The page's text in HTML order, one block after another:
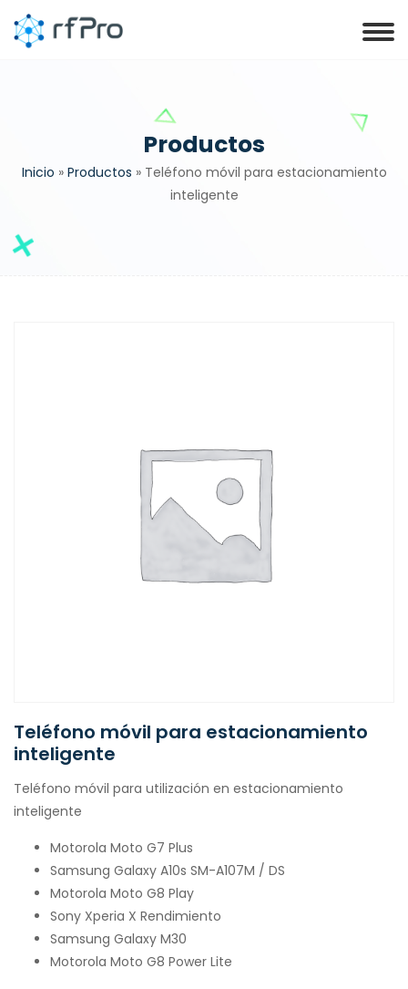
Productos
Inicio » Productos » Teléfono móvil para estacionamiento
inteligente
Teléfono móvil para estacionamiento
inteligente
Teléfono móvil para utilización en estacionamiento
inteligente
Motorola Moto G7 Plus
Samsung Galaxy A10s SM-A107M / DS
Motorola Moto G8 Play
Sony Xperia X Rendimiento
Samsung Galaxy M30
Motorola Moto G8 Power Lite